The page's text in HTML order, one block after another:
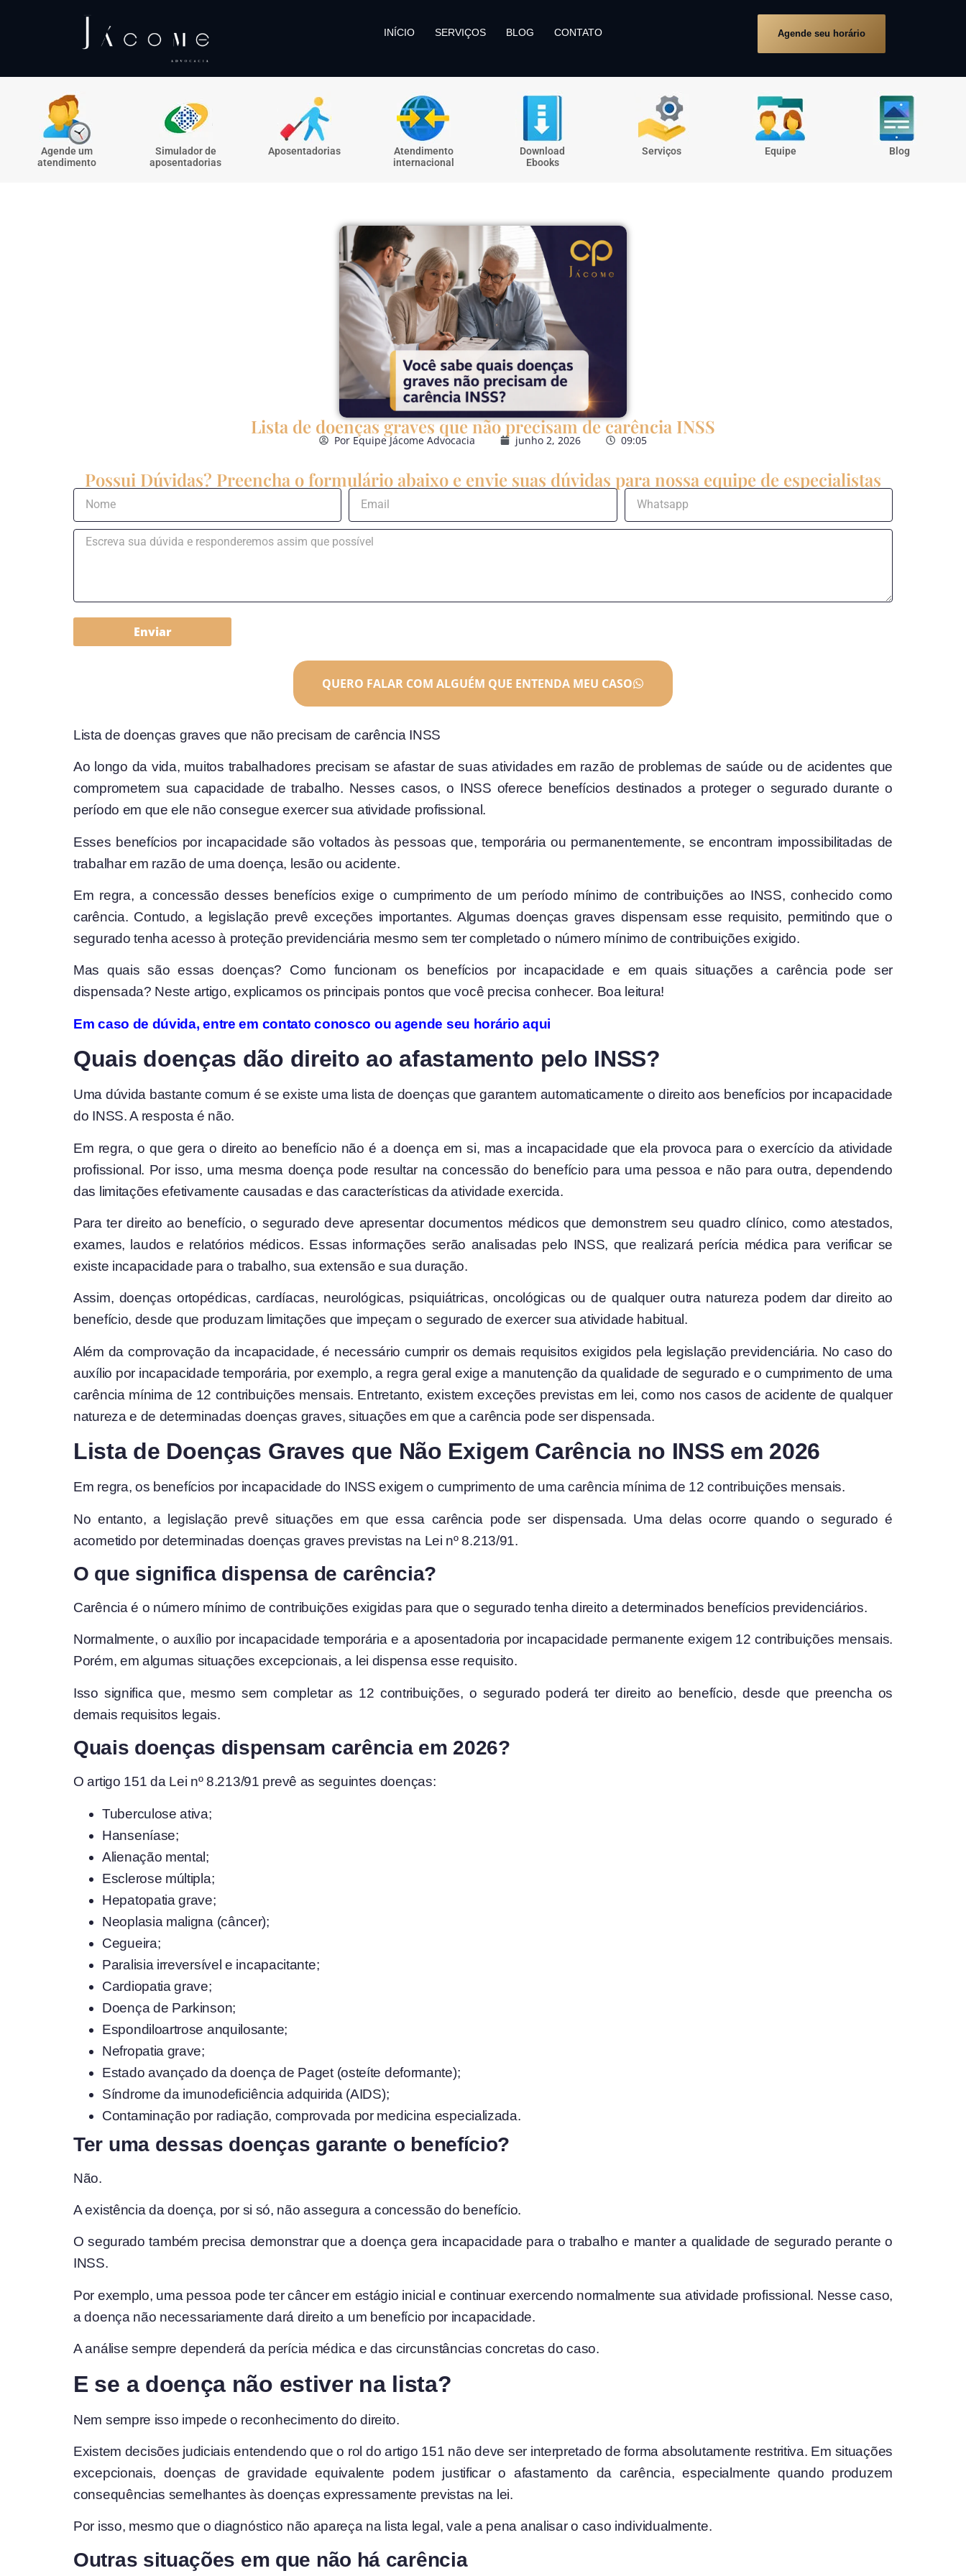
INÍCIO SERVIÇOS BLOG CONTATO Agende seu horário
Agende um
atendimento
Simulador de
aposentadorias
Aposentadorias
Atendimento
internacional
Download
Ebooks
Serviços Equipe Blog
Lista de doenças graves que não precisam de carência INSS
Por Equipe Jácome Advocacia junho 2, 2026 09:05
Possui Dúvidas? Preencha o formulário abaixo e envie suas dúvidas para nossa equipe de especialistas
Enviar
QUERO FALAR COM ALGUÉM QUE ENTENDA MEU CASO
Lista de doenças graves que não precisam de carência INSS
Ao longo da vida, muitos trabalhadores precisam se afastar de suas atividades em razão de problemas de saúde ou de acidentes que
comprometem sua capacidade de trabalho. Nesses casos, o INSS oferece benefícios destinados a proteger o segurado durante o
período em que ele não consegue exercer sua atividade profissional.
Esses benefícios por incapacidade são voltados às pessoas que, temporária ou permanentemente, se encontram impossibilitadas de
trabalhar em razão de uma doença, lesão ou acidente.
Em regra, a concessão desses benefícios exige o cumprimento de um período mínimo de contribuições ao INSS, conhecido como
carência. Contudo, a legislação prevê exceções importantes. Algumas doenças graves dispensam esse requisito, permitindo que o
segurado tenha acesso à proteção previdenciária mesmo sem ter completado o número mínimo de contribuições exigido.
Mas quais são essas doenças? Como funcionam os benefícios por incapacidade e em quais situações a carência pode ser
dispensada? Neste artigo, explicamos os principais pontos que você precisa conhecer. Boa leitura!
Em caso de dúvida, entre em contato conosco ou agende seu horário aqui
Quais doenças dão direito ao afastamento pelo INSS?
Uma dúvida bastante comum é se existe uma lista de doenças que garantem automaticamente o direito aos benefícios por incapacidade
do INSS. A resposta é não.
Em regra, o que gera o direito ao benefício não é a doença em si, mas a incapacidade que ela provoca para o exercício da atividade
profissional. Por isso, uma mesma doença pode resultar na concessão do benefício para uma pessoa e não para outra, dependendo
das limitações efetivamente causadas e das características da atividade exercida.
Para ter direito ao benefício, o segurado deve apresentar documentos médicos que demonstrem seu quadro clínico, como atestados,
exames, laudos e relatórios médicos. Essas informações serão analisadas pelo INSS, que realizará perícia médica para verificar se
existe incapacidade para o trabalho, sua extensão e sua duração.
Assim, doenças ortopédicas, cardíacas, neurológicas, psiquiátricas, oncológicas ou de qualquer outra natureza podem dar direito ao
benefício, desde que produzam limitações que impeçam o segurado de exercer sua atividade habitual.
Além da comprovação da incapacidade, é necessário cumprir os demais requisitos exigidos pela legislação previdenciária. No caso do
auxílio por incapacidade temporária, por exemplo, a regra geral exige a manutenção da qualidade de segurado e o cumprimento de uma
carência mínima de 12 contribuições mensais. Entretanto, existem exceções previstas em lei, como nos casos de acidente de qualquer
natureza e de determinadas doenças graves, situações em que a carência pode ser dispensada.
Lista de Doenças Graves que Não Exigem Carência no INSS em 2026
Em regra, os benefícios por incapacidade do INSS exigem o cumprimento de uma carência mínima de 12 contribuições mensais.
No entanto, a legislação prevê situações em que essa carência pode ser dispensada. Uma delas ocorre quando o segurado é
acometido por determinadas doenças graves previstas na Lei nº 8.213/91.
O que significa dispensa de carência?
Carência é o número mínimo de contribuições exigidas para que o segurado tenha direito a determinados benefícios previdenciários.
Normalmente, o auxílio por incapacidade temporária e a aposentadoria por incapacidade permanente exigem 12 contribuições mensais.
Porém, em algumas situações excepcionais, a lei dispensa esse requisito.
Isso significa que, mesmo sem completar as 12 contribuições, o segurado poderá ter direito ao benefício, desde que preencha os
demais requisitos legais.
Quais doenças dispensam carência em 2026?
O artigo 151 da Lei nº 8.213/91 prevê as seguintes doenças:
Tuberculose ativa;
Hanseníase;
Alienação mental;
Esclerose múltipla;
Hepatopatia grave;
Neoplasia maligna (câncer);
Cegueira;
Paralisia irreversível e incapacitante;
Cardiopatia grave;
Doença de Parkinson;
Espondiloartrose anquilosante;
Nefropatia grave;
Estado avançado da doença de Paget (osteíte deformante);
Síndrome da imunodeficiência adquirida (AIDS);
Contaminação por radiação, comprovada por medicina especializada.
Ter uma dessas doenças garante o benefício?
Não.
A existência da doença, por si só, não assegura a concessão do benefício.
O segurado também precisa demonstrar que a doença gera incapacidade para o trabalho e manter a qualidade de segurado perante o
INSS.
Por exemplo, uma pessoa pode ter câncer em estágio inicial e continuar exercendo normalmente sua atividade profissional. Nesse caso,
a doença não necessariamente dará direito a um benefício por incapacidade.
A análise sempre dependerá da perícia médica e das circunstâncias concretas do caso.
E se a doença não estiver na lista?
Nem sempre isso impede o reconhecimento do direito.
Existem decisões judiciais entendendo que o rol do artigo 151 não deve ser interpretado de forma absolutamente restritiva. Em situações
excepcionais, doenças de gravidade equivalente podem justificar o afastamento da carência, especialmente quando produzem
consequências semelhantes às doenças expressamente previstas na lei.
Por isso, mesmo que o diagnóstico não apareça na lista legal, vale a pena analisar o caso individualmente.
Outras situações em que não há carência